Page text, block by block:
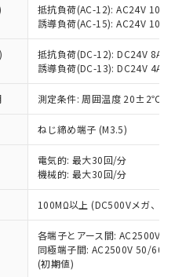
抵抗負荷(AC-12): AC24V 10A/
誘導負荷(AC-15): AC24V
抵抗負荷(DC-12): DC24V 8A/
誘導負荷(DC-13): DC24V 4A/
測定条件: 周囲温度 20±2℃、
ねじ締め端子 (M3.5)
電気的: 最大30回/分
機械的: 最大30回/分
100MΩ以上 (DC500Vメガ、点
各端子とアース間: AC2500V
同極端子間: AC2500V 50/
(初期値)
だき、同意のうえ
社制御機器事業取扱
況および標準価格
ていただくもので
取扱商品の中には、
外となる商品もある
さい。
準価格照会結果は、
日時点での社内デー
れるものであり、閲
実際の在庫および標
場合があることをご
指令（10物質）の
、対応品を出す予
指令（10物質）の
中または確認中の
など無形物で、有
商品です。
非含有部品として
明した場合などや
あります。
下、ポリ臭化ビフェニル
化ジフェニルエーテル類
有率が中国RoHSの
示します。
有率が中国RoHSの
を示します。
社販売部門へお問
T26572)：
: 1000ppm、 Cd(カドミウ
、 PBBs(ポリ臭化ビフェ
社製品のうち、外国
易法に定める商品
等」という）を輸出
供する場合は、日本
(または役務取引許
の必要な手続きを